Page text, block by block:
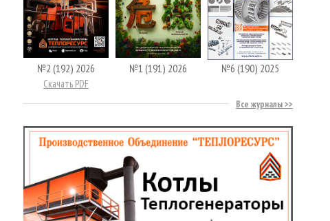
№2 (192) 2026
Скачать PDF
№1 (191) 2026 №6 (190) 2025
Все журналы